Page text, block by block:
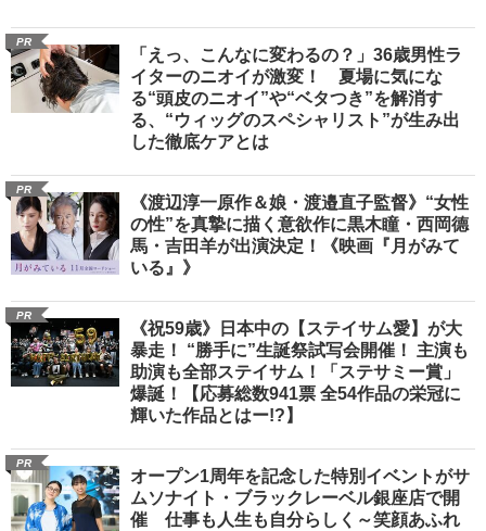
PR
「えっ、こんなに変わるの？」36歳男性ラ
イターのニオイが激変！ 夏場に気にな
る“頭皮のニオイ”や“ベタつき”を解消す
る、“ウィッグのスペシャリスト”が生み出
した徹底ケアとは
PR
《渡辺淳一原作＆娘・渡邉直子監督》“女性
の性”を真摯に描く意欲作に黒木瞳・西岡德
馬・吉田羊が出演決定！《映画『月がみて
いる』》
PR
《祝59歳》日本中の【ステイサム愛】が大
暴走！ “勝手に”生誕祭試写会開催！ 主演も
助演も全部ステイサム！「ステサミー賞」
爆誕！【応募総数941票 全54作品の栄冠に
輝いた作品とはー!?】
PR
オープン1周年を記念した特別イベントがサ
ムソナイト・ブラックレーベル銀座店で開
催 仕事も人生も自分らしく～笑顔あふれ